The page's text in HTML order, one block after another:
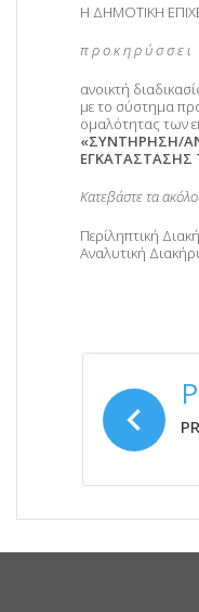
Η ΔΗΜΟΤΙΚΗ
π ρ ο κ η ρ ύ σ σ ε ι
ανοικτή
με το σύστημα
ομαλότητας των
«ΣΥΝΤΗΡΗΣΗ/
ΕΓΚΑΤΑΣΤΑΣΗΣ
Κατεβάστε τα
Περίληπτική
Αναλυτική
ΆΡΘΡΩΝ